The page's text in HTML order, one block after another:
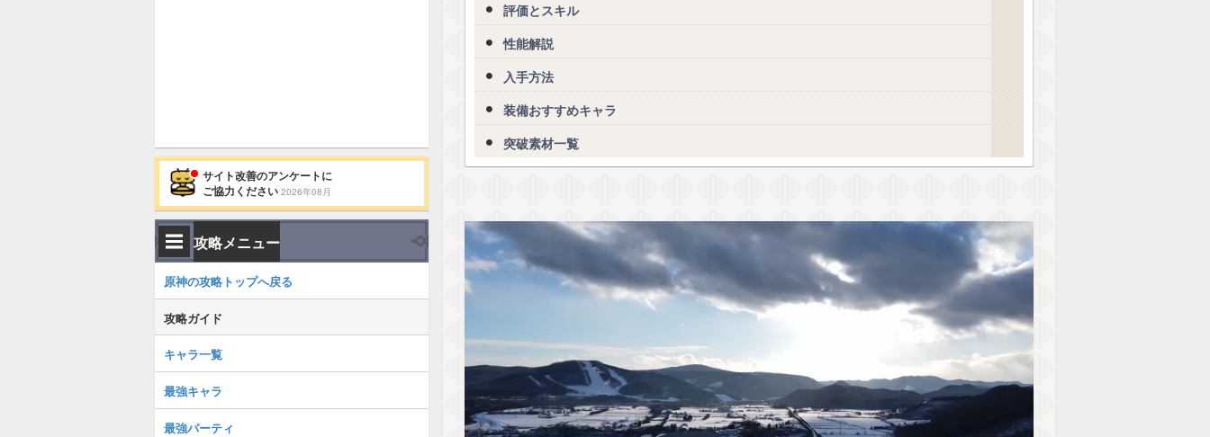
評価とスキル
性能解説
入手方法
装備おすすめキャラ
突破素材一覧
サイト改善のアンケートに
ご協力ください 2026年08月
攻略メニュー
原神の攻略トップへ戻る
攻略ガイド
キャラ一覧
最強キャラ
最強パーティ